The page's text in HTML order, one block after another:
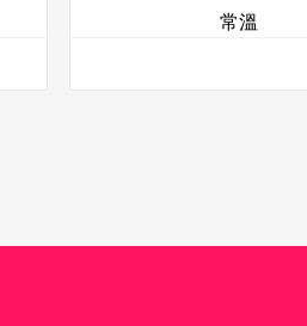
常溫